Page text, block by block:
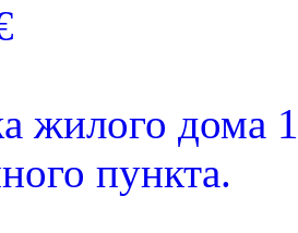
жилого дома
пункта.